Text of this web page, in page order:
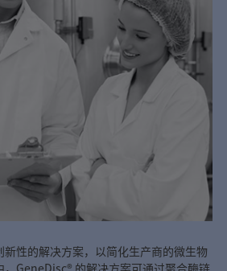
性的解决方案，以简化生产商的微生物